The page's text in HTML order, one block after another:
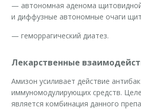
— автономная аденома
и диффузные автономные очаги
— геморрагический диатез.
Лекарственные
Амизон усиливает действие
иммуномодулирующих средств.
является комбинация данного